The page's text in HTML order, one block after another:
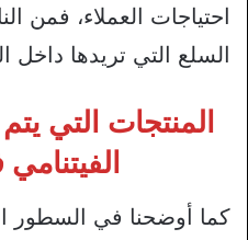
احتياجات العملاء، فمن
السلع التي تريدها داخل
المنتجات التي
كما أوضحنا في السطور